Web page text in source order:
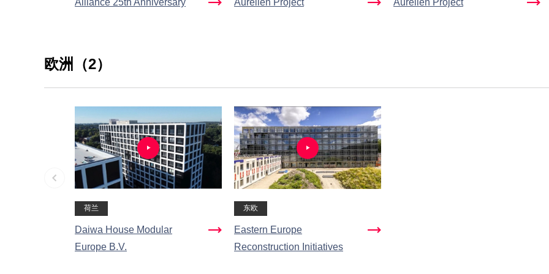
欧洲（2）
荷兰
Daiwa House Modular
Europe B.V.
东欧
Eastern Europe
Reconstruction Initiatives